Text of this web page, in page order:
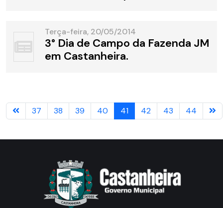
Terça-feira, 20/05/2014
3° Dia de Campo da Fazenda JM
em Castanheira.
37 38 39 40 41 42 43 44